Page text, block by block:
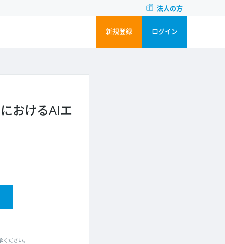
法人の方
新規登録 ログイン
おけるAIエ
ださい。